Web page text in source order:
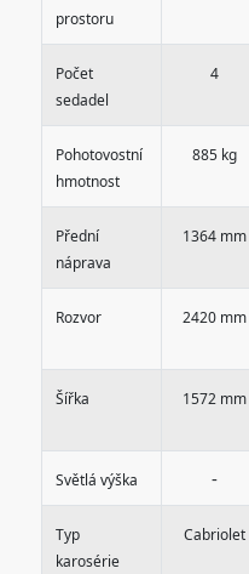
prostoru
Počet
sedadel
4
Pohotovostní
hmotnost
885 kg
Přední
náprava
1364 mm
Rozvor 2420 mm
Šířka 1572 mm
Světlá výška -
Typ
karosérie
Cabriolet